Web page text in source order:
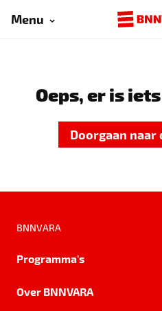
Menu
Oeps, er is
Doorgaan naar
BNNVARA
Programma's
Over BNNVARA